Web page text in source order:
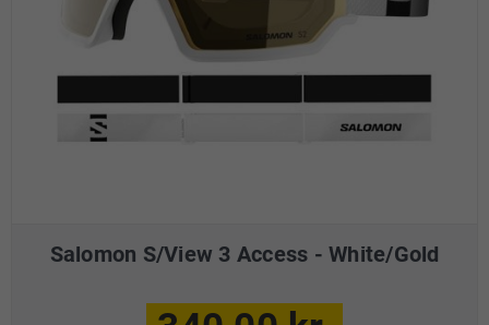
Salomon S/View 3 Access - White/Gold